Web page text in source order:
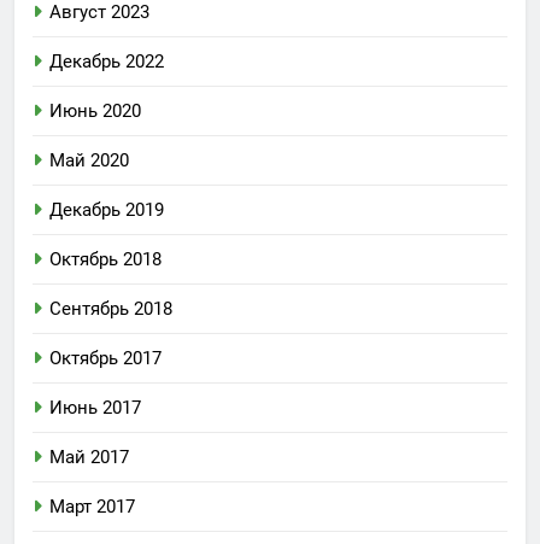
Август 2023
Декабрь 2022
Июнь 2020
Май 2020
Декабрь 2019
Октябрь 2018
Сентябрь 2018
Октябрь 2017
Июнь 2017
Май 2017
Март 2017